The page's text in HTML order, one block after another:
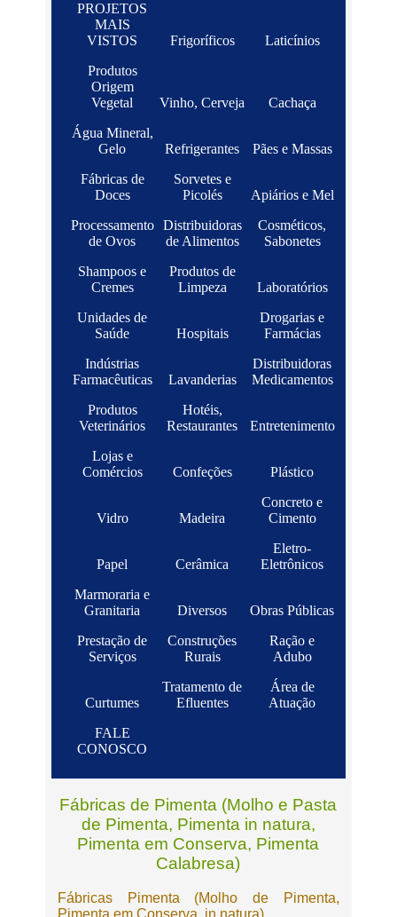
PROJETOS
MAIS
VISTOS
Frigoríficos
Laticínios
Produtos
Origem
Vegetal
Vinho, Cerveja
Cachaça
Água Mineral,
Gelo
Refrigerantes
Pães e Massas
Fábricas de
Doces
Sorvetes e
Picolés
Apiários e Mel
Processamento
de Ovos
Distribuidoras
de Alimentos
Cosméticos,
Sabonetes
Shampoos e
Cremes
Produtos de
Limpeza
Laboratórios
Unidades de
Saúde
Hospitais
Drogarias e
Farmácias
Indústrias
Farmacêuticas
Lavanderias
Distribuidoras
Medicamentos
Produtos
Veterinários
Hotéis,
Restaurantes
Entretenimento
Lojas e
Comércios
Confeções Plástico
Vidro Madeira
Concreto e
Cimento
Papel Cerâmica
Eletro-
Eletrônicos
Marmoraria e
Granitaria
Diversos
Obras Públicas
Prestação de
Serviços
Construções
Rurais
Ração e
Adubo
Curtumes
Tratamento de
Efluentes
Área de
Atuação
FALE
CONOSCO
Fábricas de Pimenta (Molho e Pasta
de Pimenta, Pimenta in natura,
Pimenta em Conserva, Pimenta
Calabresa)
Fábricas Pimenta (Molho de Pimenta,
Pimenta em Conserva, in natura)